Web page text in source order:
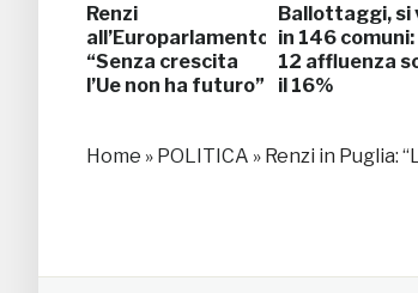
Renzi
all’Europarlamento:
“Senza crescita
l’Ue non ha futuro”
Ballottaggi, si
in 146 comuni:
12 affluenza
il 16%
Home » POLITICA » Renzi in Puglia: